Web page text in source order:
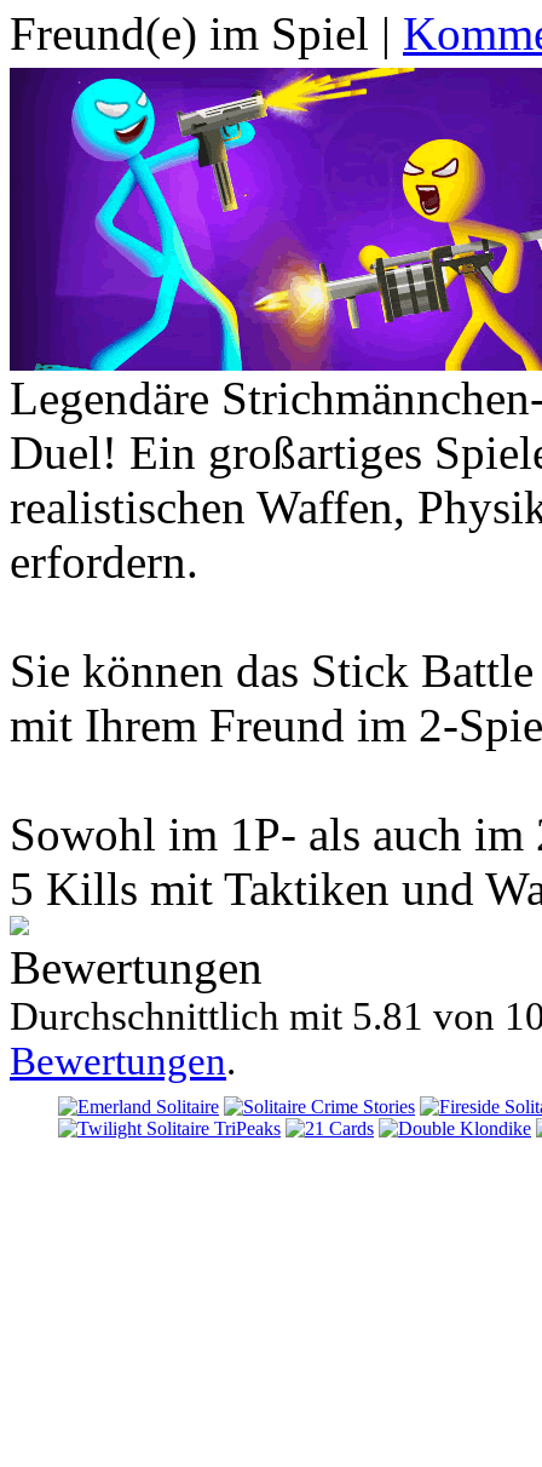
Freund(e) im Spiel |
Legendäre
Duel! Ein großartiges
realistischen Waffen,
erfordern.
Sie können das Stick
mit Ihrem Freund im 2-
Sowohl im 1P- als auch
5 Kills mit Taktiken und
Bewertungen
Durchschnittlich mit 5.81 von
Bewertungen.